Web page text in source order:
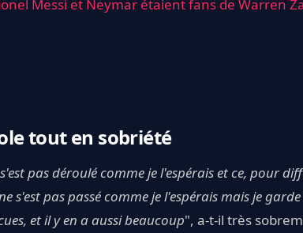
Messi et Neymar étaient fans de Warren
tout en sobriété
pas déroulé comme je l'espérais et ce, pour
s'est pas passé comme je l'espérais mais je
et il y en a aussi beaucoup", a-t-il très